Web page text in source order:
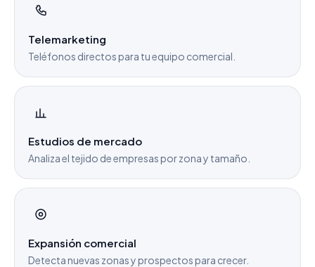
Telemarketing
Teléfonos directos para tu equipo comercial.
Estudios de mercado
Analiza el tejido de empresas por zona y tamaño.
Expansión comercial
Detecta nuevas zonas y prospectos para crecer.